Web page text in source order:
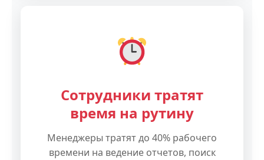
Сотрудники тратят
время на рутину
Менеджеры тратят до 40% рабочего
времени на ведение отчетов, поиск